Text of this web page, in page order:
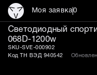
Моя заявка0
Светодиодный
068D-1200w
SKU-SVE-000902
Код ТН ВЭД 940542